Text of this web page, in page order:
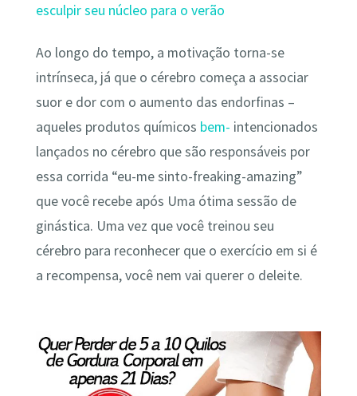
esculpir seu núcleo para o verão
Ao longo do tempo, a motivação torna-se
intrínseca, já que o cérebro começa a associar
suor e dor com o aumento das endorfinas –
aqueles produtos químicos bem- intencionados
lançados no cérebro que são responsáveis ​​por
essa corrida “eu-me sinto-freaking-amazing”
que você recebe após Uma ótima sessão de
ginástica. Uma vez que você treinou seu
cérebro para reconhecer que o exercício em si é
a recompensa, você nem vai querer o deleite.